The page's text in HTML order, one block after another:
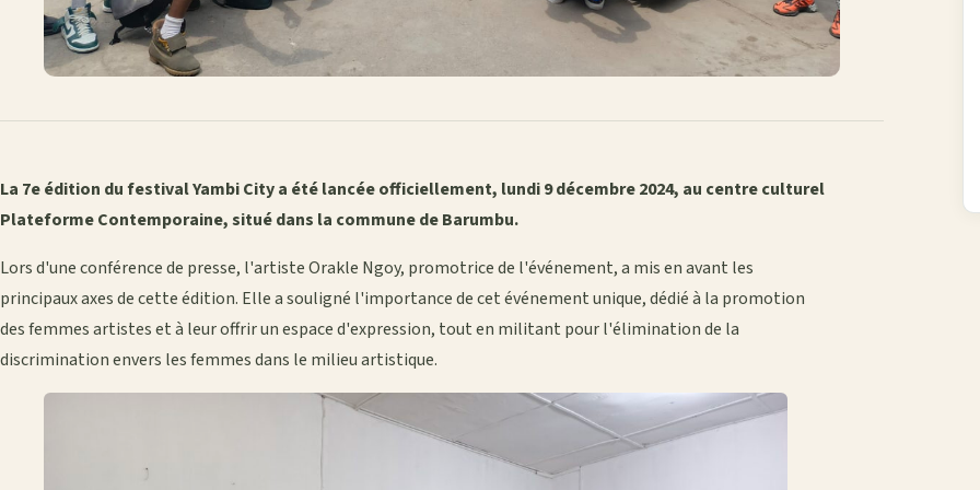
La 7e édition du festival Yambi City a été lancée officiellement, lundi 9 décembre 2024, au centre culturel
Plateforme Contemporaine, situé dans la commune de Barumbu.
Lors d'une conférence de presse, l'artiste Orakle Ngoy, promotrice de l'événement, a mis en avant les
principaux axes de cette édition. Elle a souligné l'importance de cet événement unique, dédié à la promotion
des femmes artistes et à leur offrir un espace d'expression, tout en militant pour l'élimination de la
discrimination envers les femmes dans le milieu artistique.